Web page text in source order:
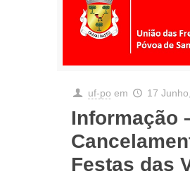
uf-po em 17
Informação
Festas das